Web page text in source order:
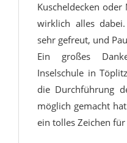
Kuscheldecken
wirklich alles
sehr gefreut, und
Ein großes
Inselschule in
die Durchführung
möglich gemacht
ein tolles Zeichen